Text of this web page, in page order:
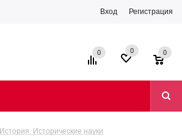
Вход Регистрация
0 0 0
История. Исторические науки